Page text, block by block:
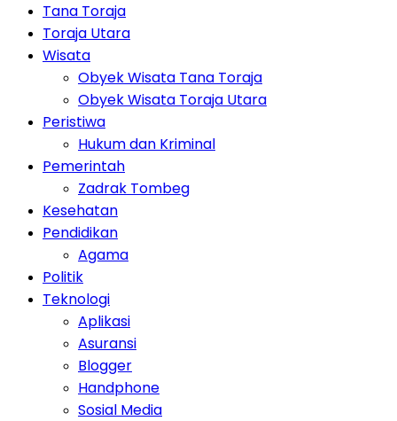
Tana Toraja
Toraja Utara
Wisata
Obyek Wisata Tana Toraja
Obyek Wisata Toraja Utara
Peristiwa
Hukum dan Kriminal
Pemerintah
Zadrak Tombeg
Kesehatan
Pendidikan
Agama
Politik
Teknologi
Aplikasi
Asuransi
Blogger
Handphone
Sosial Media